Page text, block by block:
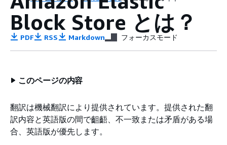
Block Store とは？
PDF RSS Markdown フォーカスモード
このページの内容
翻訳は機械翻訳により提供されています。提供された翻
訳内容と英語版の間で齟齬、不一致または矛盾がある場
合、英語版が優先します。